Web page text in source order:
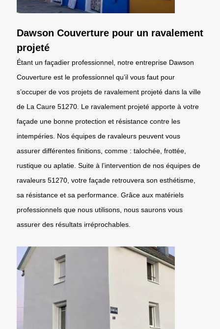
Dawson Couverture pour un ravalement
projeté
Étant un façadier professionnel, notre entreprise Dawson
Couverture est le professionnel qu’il vous faut pour
s’occuper de vos projets de ravalement projeté dans la ville
de La Caure 51270. Le ravalement projeté apporte à votre
façade une bonne protection et résistance contre les
intempéries. Nos équipes de ravaleurs peuvent vous
assurer différentes finitions, comme : talochée, frottée,
rustique ou aplatie. Suite à l’intervention de nos équipes de
ravaleurs 51270, votre façade retrouvera son esthétisme,
sa résistance et sa performance. Grâce aux matériels
professionnels que nous utilisons, nous saurons vous
assurer des résultats irréprochables.